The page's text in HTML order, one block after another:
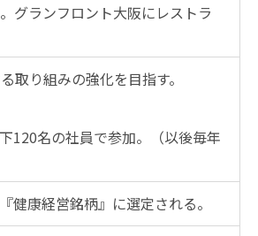
グランフロント大阪にレストラ
取り組みの強化を目指す。
120名の社員で参加。（以後毎年
康経営銘柄』に選定される。